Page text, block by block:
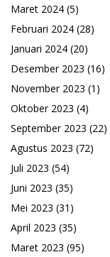
Maret 2024 (5)
Februari 2024 (28)
Januari 2024 (20)
Desember 2023 (16)
November 2023 (1)
Oktober 2023 (4)
September 2023 (22)
Agustus 2023 (72)
Juli 2023 (54)
Juni 2023 (35)
Mei 2023 (31)
April 2023 (35)
Maret 2023 (95)